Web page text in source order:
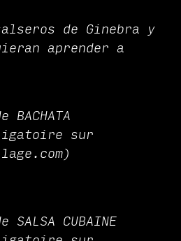
de Ginebra y
aprender a
sur
CUBAINE